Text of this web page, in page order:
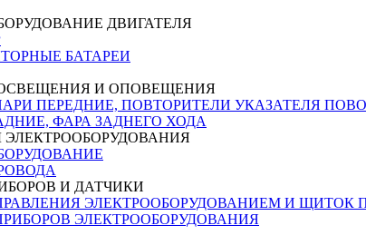
ДВИГАТЕЛЯ
БАТАРЕИ
И ОПОВЕЩЕНИЯ
ПЕРЕДНИЕ, ПОВТОРИТЕЛИ УКАЗАТЕЛЯ
ФАРА ЗАДНЕГО ХОДА
И ДАТЧИКИ
ЭЛЕКТРООБОРУДОВАНИЕМ И ЩИТОК
ЭЛЕКТРООБОРУДОВАНИЯ